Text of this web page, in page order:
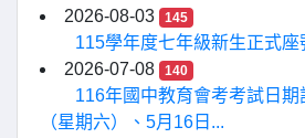
2026-08-03
145
115學年度七年級新生正式座
2026-07-08
140
116年國中教育會考考試日期
（星期六）、5月16日...